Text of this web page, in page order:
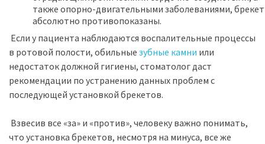
также опорно-двигательными заболеваниями,
абсолютно противопоказаны.
Если у пациента наблюдаются воспалительные процессы
в ротовой полости, обильные зубные камни или
недостаток должной гигиены, стоматолог даст
рекомендации по устранению данных проблем с
последующей установкой брекетов.
Взвесив все «за» и «против», человеку важно понимать,
что установка брекетов, несмотря на минуса, все же